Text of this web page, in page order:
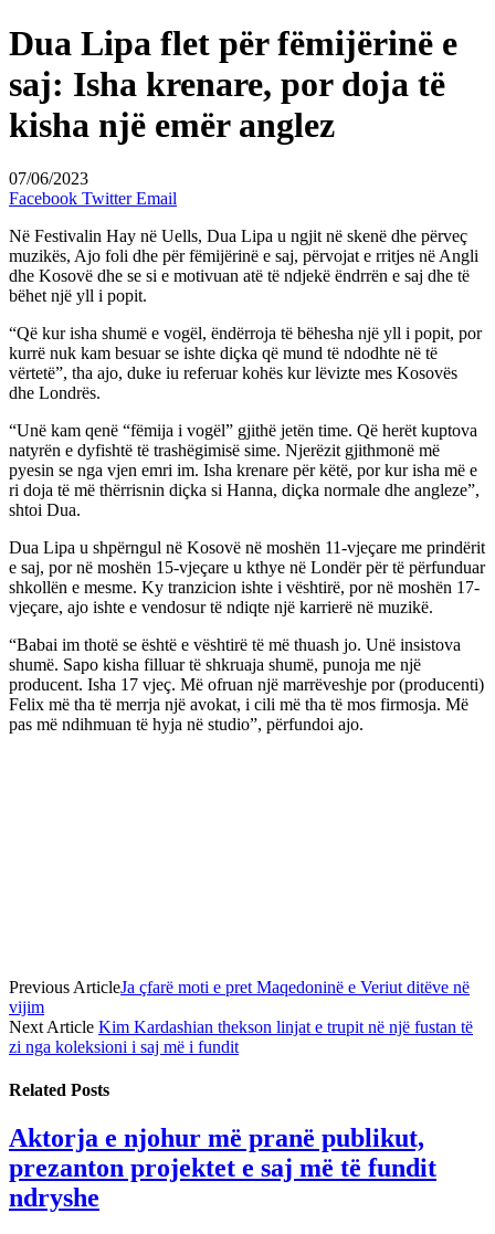
Dua Lipa flet për fëmijërinë e
saj: Isha krenare, por doja të
kisha një emër anglez
07/06/2023
Facebook Twitter Email
Në Festivalin Hay në Uells, Dua Lipa u ngjit në skenë dhe përveç
muzikës, Ajo foli dhe për fëmijërinë e saj, përvojat e rritjes në Angli
dhe Kosovë dhe se si e motivuan atë të ndjekë ëndrrën e saj dhe të
bëhet një yll i popit.
“Që kur isha shumë e vogël, ëndërroja të bëhesha një yll i popit, por
kurrë nuk kam besuar se ishte diçka që mund të ndodhte në të
vërtetë”, tha ajo, duke iu referuar kohës kur lëvizte mes Kosovës
dhe Londrës.
“Unë kam qenë “fëmija i vogël” gjithë jetën time. Që herët kuptova
natyrën e dyfishtë të trashëgimisë sime. Njerëzit gjithmonë më
pyesin se nga vjen emri im. Isha krenare për këtë, por kur isha më e
ri doja të më thërrisnin diçka si Hanna, diçka normale dhe angleze”,
shtoi Dua.
Dua Lipa u shpërngul në Kosovë në moshën 11-vjeçare me prindërit
e saj, por në moshën 15-vjeçare u kthye në Londër për të përfunduar
shkollën e mesme. Ky tranzicion ishte i vështirë, por në moshën 17-
vjeçare, ajo ishte e vendosur të ndiqte një karrierë në muzikë.
“Babai im thotë se është e vështirë të më thuash jo. Unë insistova
shumë. Sapo kisha filluar të shkruaja shumë, punoja me një
producent. Isha 17 vjeç. Më ofruan një marrëveshje por (producenti)
Felix më tha të merrja një avokat, i cili më tha të mos firmosja. Më
pas më ndihmuan të hyja në studio”, përfundoi ajo.
Previous ArticleJa çfarë moti e pret Maqedoninë e Veriut ditëve në
vijim
Next Article Kim Kardashian thekson linjat e trupit në një fustan të
zi nga koleksioni i saj më i fundit
Related Posts
Aktorja e njohur më pranë publikut,
prezanton projektet e saj më të fundit
ndryshe